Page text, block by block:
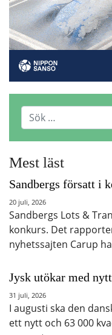
Mest läst
Sandbergs försatt i
20 juli, 2026
Sandbergs Lots &
konkurs. Det
nyhetssajten Carup
Jysk utökar med
31 juli, 2026
I augusti ska den
ett nytt och 63 000